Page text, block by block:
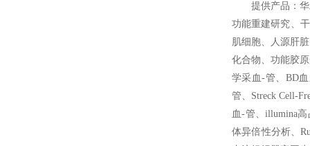
提供产品：
功能重建研究、
肌细胞、人源肝
化合物、功能胶
学采血-管、BD血
管、Streck Cell-
血-管、illumina
体异倍性分析、